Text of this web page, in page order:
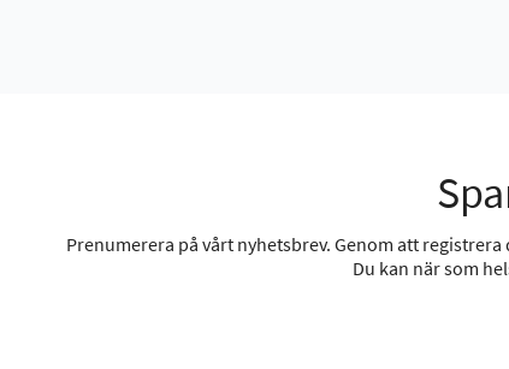
Prenumerera på vårt nyhetsbrev. Genom att
Du kan när som